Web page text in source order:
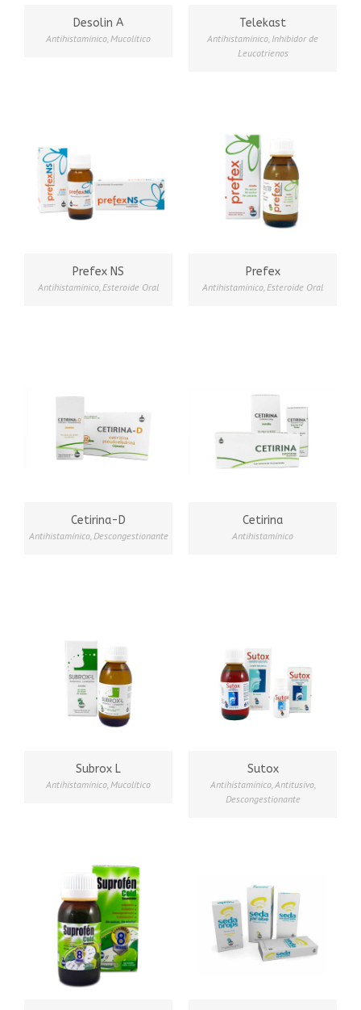
Desolin A
Antihistamínico,Mucolítico
Telekast
Antihistamínico, Inhibidor de
Leucotrienos
Prefex NS
Antihistamínico,Esteroide Oral
Prefex
Antihistamínico,Esteroide Oral
Cetirina-D
Antihistamínico,Descongestionante
Cetirina
Antihistamínico
Subrox L
Antihistamínico,Mucolítico
Sutox
Antihistamínico,Antitusivo,
Descongestionante